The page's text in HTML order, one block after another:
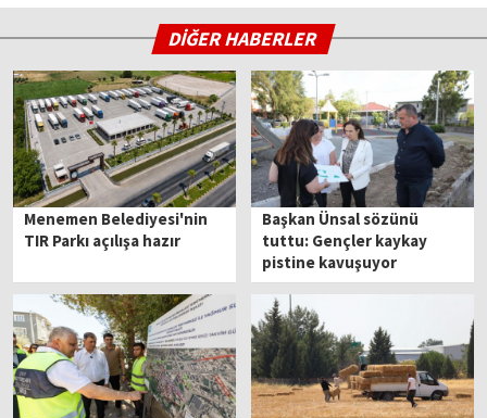
DİĞER HABERLER
Menemen Belediyesi'nin
TIR Parkı açılışa hazır
Başkan Ünsal sözünü
tuttu: Gençler kaykay
pistine kavuşuyor